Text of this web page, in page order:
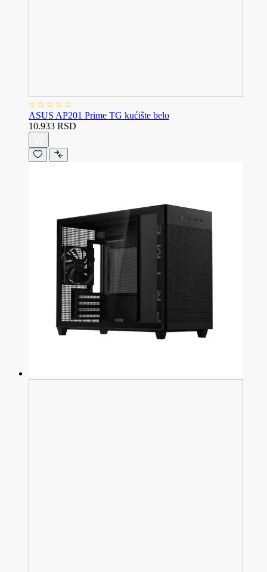
ASUS AP201 Prime TG kućište belo
10.933 RSD